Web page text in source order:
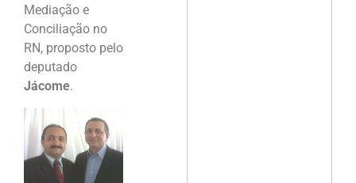
Mediação e
Conciliação no
RN, proposto pelo
deputado
Jácome.